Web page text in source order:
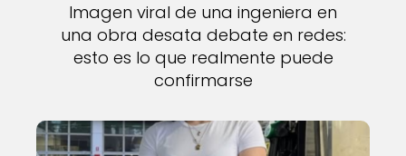
Imagen viral de una ingeniera en
una obra desata debate en redes:
esto es lo que realmente puede
confirmarse